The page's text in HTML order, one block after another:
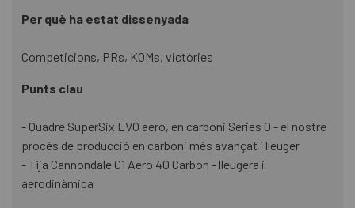
Per què ha estat dissenyada
Competicions, PRs, KOMs, victòries
Punts clau
- Quadre SuperSix EVO aero, en carboni Series 0 - el nostre
procés de producció en carboni més avançat i lleuger
- Tija Cannondale C1 Aero 40 Carbon - lleugera i
aerodinàmica